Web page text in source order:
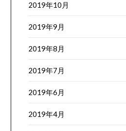
2019年10月
2019年9月
2019年8月
2019年7月
2019年6月
2019年4月